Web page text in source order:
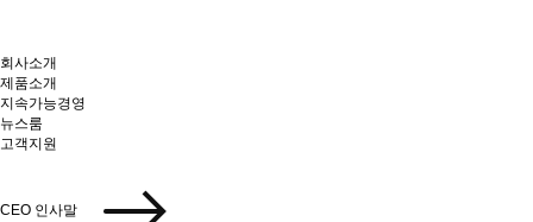
회사소개
제품소개
지속가능경영
뉴스룸
고객지원
CEO 인사말